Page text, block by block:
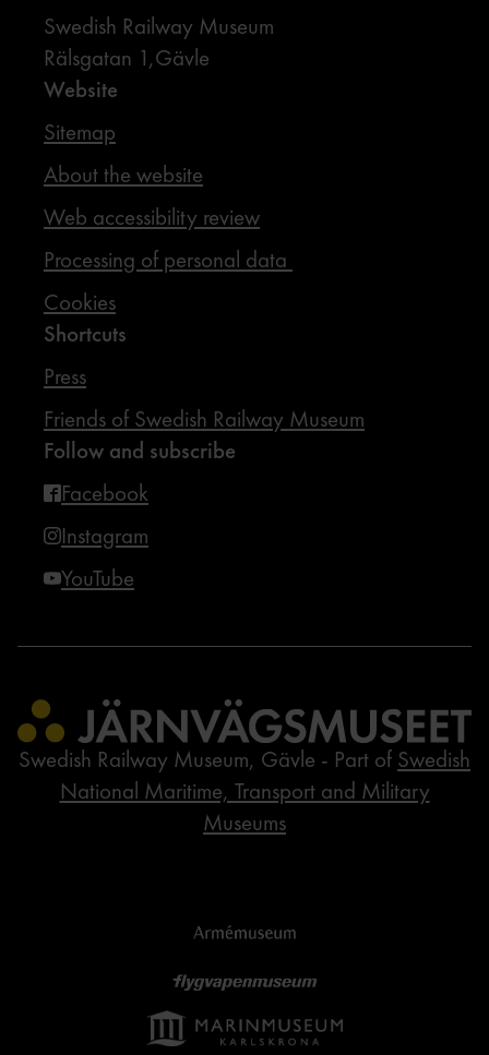
Swedish Railway Museum
Rälsgatan 1,Gävle
Website
Sitemap
About the website
Web accessibility review
Processing of personal data
Cookies
Shortcuts
Press
Friends of Swedish Railway Museum
Follow and subscribe
Facebook
Instagram
YouTube
Swedish Railway Museum, Gävle - Part of Swedish
National Maritime, Transport and Military
Museums